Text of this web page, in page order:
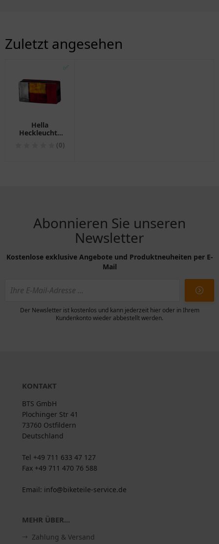
Zuletzt angesehen
✅
Hella
Heckleuchte
Motorräder(0)
Abonnieren Sie unseren
Newsletter
Kostenlose exklusive Angebote und Produktneuheiten per E-
Mail
Der Newsletter ist kostenlos und kann jederzeit hier oder in Ihrem
Kundenkonto wieder abbestellt werden.
KONTAKT
BTS GmbH
Plochinger Str 41
73760 Ostfildern
Deutschland
Tel +49 711 633 47 127
Fax +49 711 470 76 588
Email: info@biketeile-service.de
MEHR ÜBER...
Zahlung & Versand